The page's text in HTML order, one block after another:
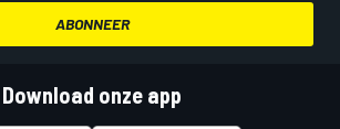
ABONNEER
Download onze app